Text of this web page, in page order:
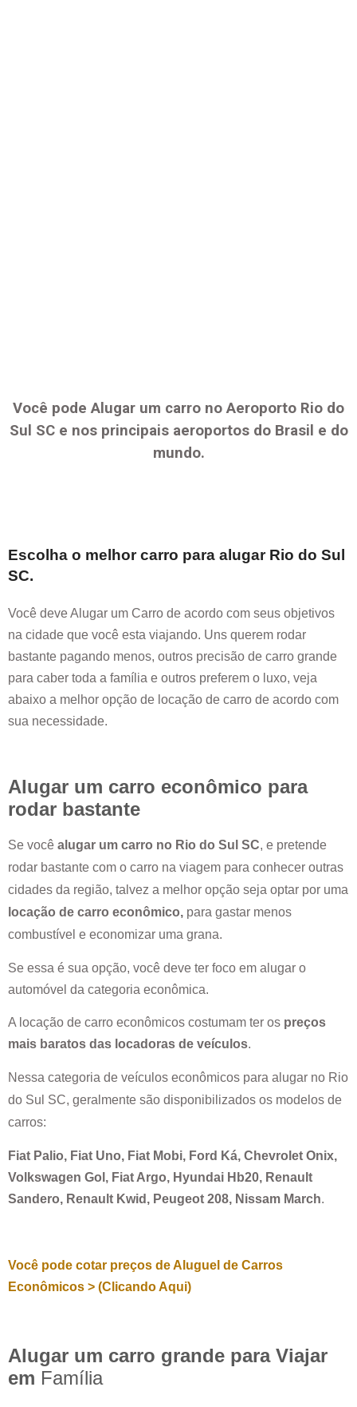
Você pode Alugar um carro no Aeroporto Rio do
Sul SCe nos principais aeroportos do Brasil e do
mundo.
Escolha o melhor carro para alugar Rio do Sul
SC.
Você deve Alugar um Carro de acordo com seus objetivos
na cidade que você esta viajando. Uns querem rodar
bastante pagando menos, outros precisão de carro grande
para caber toda a família e outros preferem o luxo, veja
abaixo a melhor opção de locação de carro de acordo com
sua necessidade.
Alugar um carro econômico para
rodar bastante
Se você alugar um carro no Rio do Sul SC, e pretende
rodar bastante com o carro na viagem para conhecer outras
cidades da região, talvez a melhor opção seja optar por uma
locação de carro econômico, para gastar menos
combustível e economizar uma grana.
Se essa é sua opção, você deve ter foco em alugar o
automóvel da categoria econômica.
A locação de carro econômicos costumam ter os preços
mais baratos das locadoras de veículos.
Nessa categoria de veículos econômicos para alugar no Rio
do Sul SC, geralmente são disponibilizados os modelos de
carros:
Fiat Palio, Fiat Uno, Fiat Mobi, Ford Ká, Chevrolet Onix,
Volkswagen Gol, Fiat Argo, Hyundai Hb20, Renault
Sandero, Renault Kwid, Peugeot 208, Nissam March.
Você pode cotar preços de Aluguel de Carros
Econômicos > (Clicando Aqui)
Alugar um carro grande para Viajar
em Família